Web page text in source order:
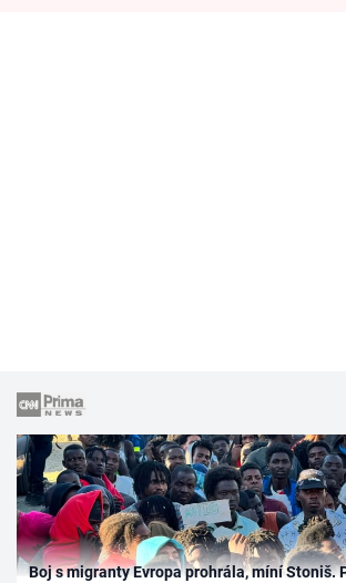
Boj s migranty Evropa prohrála, míní Stoniš.